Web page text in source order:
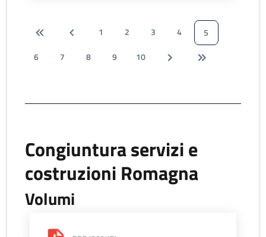
1 2 3 4
5
6
7 8 9 10
Congiuntura servizi e
costruzioni Romagna
Volumi